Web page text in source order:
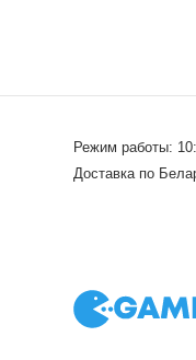
Режим работы:
Доставка по